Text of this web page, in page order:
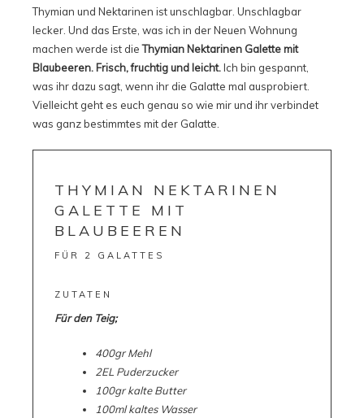
Thymian und Nektarinen ist unschlagbar. Unschlagbar
lecker. Und das Erste, was ich in der Neuen Wohnung
machen werde ist dieThymian Nektarinen Galette mit
Blaubeeren. Frisch, fruchtig und leicht.Ich bin gespannt,
was ihr dazu sagt, wenn ihr die Galatte mal ausprobiert.
Vielleicht geht es euch genau so wie mir und ihr verbindet
was ganz bestimmtes mit der Galatte.
THYMIAN NEKTARINEN
GALETTE MIT
BLAUBEEREN
FÜR 2 GALATTES
ZUTATEN
Für den Teig;
400gr Mehl
2EL Puderzucker
100gr kalte Butter
100ml kaltes Wasser